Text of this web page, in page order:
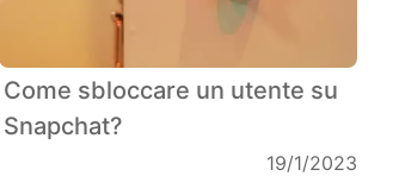
Come sbloccare un utente su
Snapchat?
19/1/2023